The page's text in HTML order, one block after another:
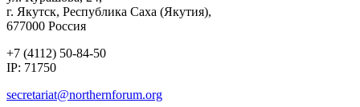
г. Якутск, Республика Саха (Якутия),
677000 Россия
+7 (4112) 50-84-50
IP: 71750